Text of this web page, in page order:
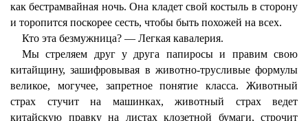
как бестрамвайная ночь. Она кладет свой костыль в сторону
и торопится поскорее сесть, чтобы быть похожей на всех.
Кто эта безмужница? — Легкая кавалерия.
Мы стреляем друг у друга папиросы и правим свою
китайщину, зашифровывая в животно-трусливые формулы
великое, могучее, запретное понятие класса. Животный
страх стучит на машинках, животный страх ведет
китайскую правку на листах клозетной бумаги, строчит